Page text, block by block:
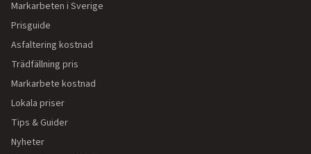
Markarbeten i Sverige
Prisguide
Asfaltering kostnad
Trädfällning pris
Markarbete kostnad
Lokala priser
Tips & Guider
Nyheter